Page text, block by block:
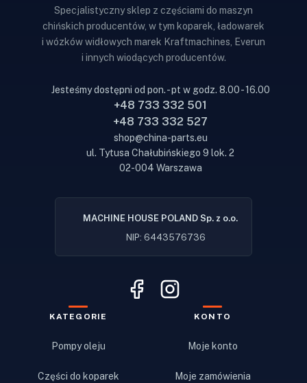
Specjalistyczny sklep z częściami do maszyn
chińskich producentów, w tym koparek, ładowarek
i wózków widłowych marek Kraftmachines, Everun
i innych wiodących producentów.
Jesteśmy dostępni od pon. - pt w godz. 8.00 - 16.00
+48 733 332 501
+48 733 332 527
shop@china-parts.eu
ul. Tytusa Chałubińskiego 9 lok. 2
02-004 Warszawa
MACHINE HOUSE POLAND Sp. z o.o.
NIP: 6443576736
KATEGORIE
Pompy oleju
Części do koparek
KONTO
Moje konto
Moje zamówienia